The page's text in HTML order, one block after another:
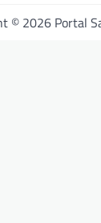
© 2026 Portal